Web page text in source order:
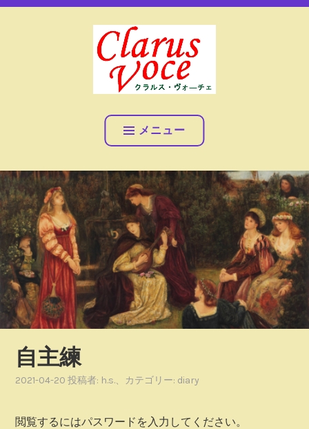
コ
女声アンサンブル クラル
ス・ヴォ―チェ
メニュー
自主練
2021-04-20 投稿者: h.s.、カテゴリー: diary
閲覧するにはパスワードを入力してください。